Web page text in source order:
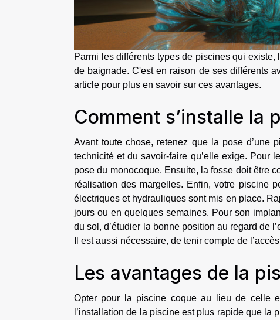
Parmi les différents types de piscines qui
de baignade. C'est en raison de ses différents
article pour plus en savoir sur ces avantages.
Comment s’installe la
Avant toute chose, retenez que la pose d’une
technicité et du savoir-faire qu’elle exige. Pour
pose du monocoque. Ensuite, la fosse doit être
réalisation des margelles. Enfin, votre piscine
électriques et hydrauliques sont mis en place.
jours ou en quelques semaines. Pour son
du sol, d’étudier la bonne position au regard de
Il est aussi nécessaire, de tenir compte de
Les avantages de la
Opter pour la piscine coque au lieu de celle
l’installation de la piscine est plus rapide que la